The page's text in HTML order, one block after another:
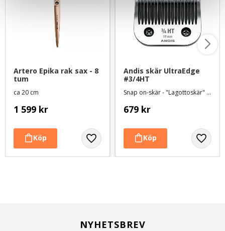
Artero Epika rak sax - 8
tum
ca 20 cm
1 599 kr
Andis skär UltraEdge
#3/4HT
Snap on-skär - "Lagottoskär" Lämnar 19 mm
679 kr
NYHETSBREV